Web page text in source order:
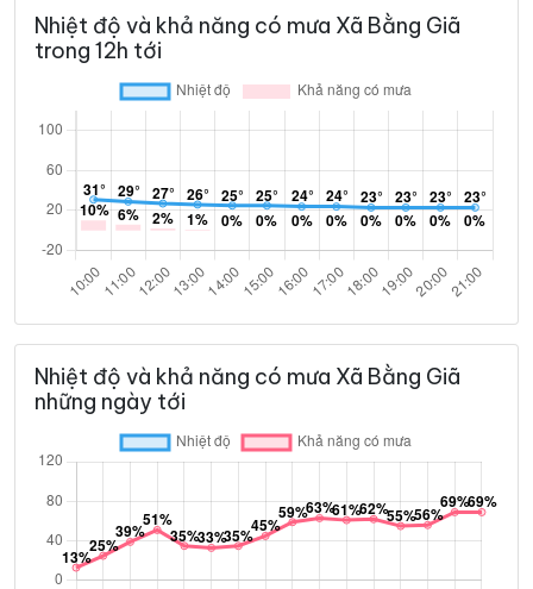
Nhiệt độ và khả năng có mưa Xã Bằng Giã
trong 12h tới
Nhiệt độ và khả năng có mưa Xã Bằng Giã
những ngày tới